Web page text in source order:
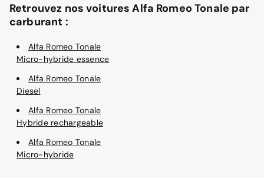
Retrouvez nos voitures Alfa Romeo Tonale par
carburant :
Alfa Romeo Tonale
Micro-hybride essence
Alfa Romeo Tonale
Diesel
Alfa Romeo Tonale
Hybride rechargeable
Alfa Romeo Tonale
Micro-hybride